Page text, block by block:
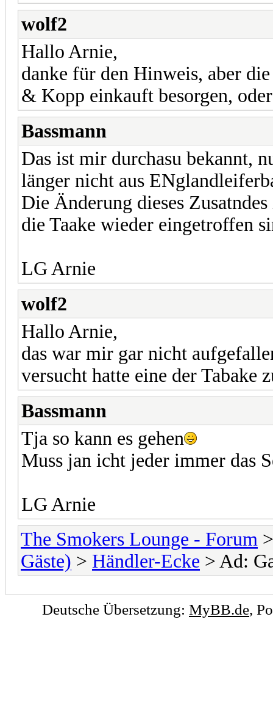
wolf2
Hallo Arnie,
danke für den Hinweis, aber
& Kopp einkauft besorgen,
Bassmann
Das ist mir durchasu bekannt,
länger nicht aus
Die Änderung dieses
die Taake wieder eingetroffen
LG Arnie
wolf2
Hallo Arnie,
das war mir gar nicht
versucht hatte eine der Tabake
Bassmann
Tja so kann es gehen
Muss jan icht jeder immer das
LG Arnie
The Smokers Lounge - Forum
Gäste) > Händler-Ecke > Ad:
Deutsche Übersetzung: MyBB.de,